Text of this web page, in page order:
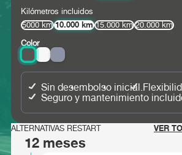
Kilómetros incluidos
5000 km
10.000 km 15.000 km
20.000 km
Color
Sin desembolso inicial.
Seguro y mantenimiento
ALTERNATIVAS RESTART VER
12 meses